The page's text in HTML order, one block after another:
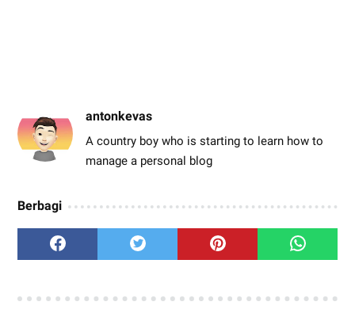
antonkevas
A country boy who is starting to learn how to
manage a personal blog
Berbagi